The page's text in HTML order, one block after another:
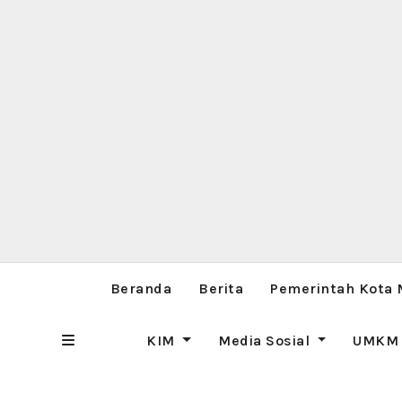
Beranda Berita Pemerintah Kota
KIM Media Sosial UMKM